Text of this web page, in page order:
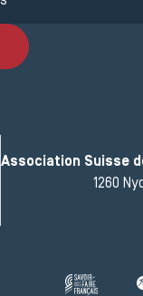
Association Suisse
1260